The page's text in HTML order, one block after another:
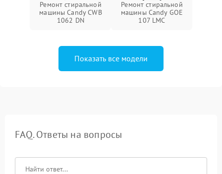
Ремонт стиральной
машины Candy CWB
1062 DN
Ремонт стиральной
машины Candy GOE
107 LMC
Показать все модели
FAQ. Ответы на вопросы